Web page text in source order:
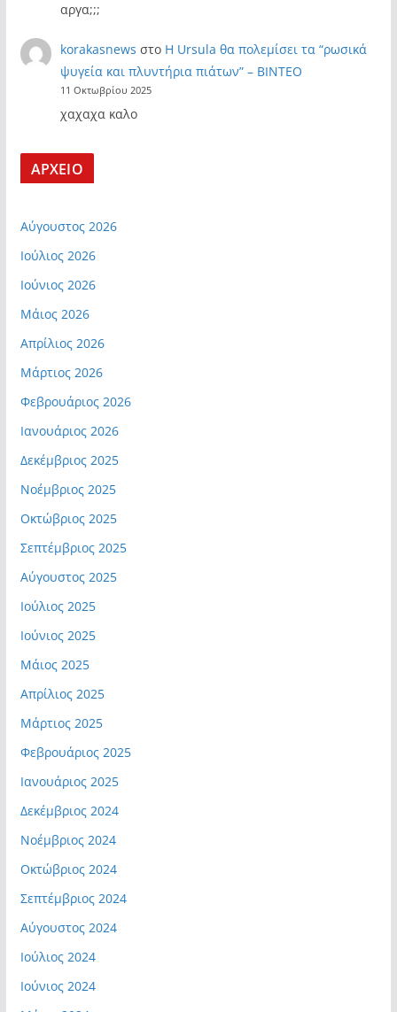
αργα;;;
korakasnews στο Η Ursula θα πολεμίσει τα “ρωσικά
ψυγεία και πλυντήρια πιάτων” – ΒΙΝΤΕΟ
11 Οκτωβρίου 2025
χαχαχα καλο
ΑΡΧΕΙΟ
Αύγουστος 2026
Ιούλιος 2026
Ιούνιος 2026
Μάιος 2026
Απρίλιος 2026
Μάρτιος 2026
Φεβρουάριος 2026
Ιανουάριος 2026
Δεκέμβριος 2025
Νοέμβριος 2025
Οκτώβριος 2025
Σεπτέμβριος 2025
Αύγουστος 2025
Ιούλιος 2025
Ιούνιος 2025
Μάιος 2025
Απρίλιος 2025
Μάρτιος 2025
Φεβρουάριος 2025
Ιανουάριος 2025
Δεκέμβριος 2024
Νοέμβριος 2024
Οκτώβριος 2024
Σεπτέμβριος 2024
Αύγουστος 2024
Ιούλιος 2024
Ιούνιος 2024